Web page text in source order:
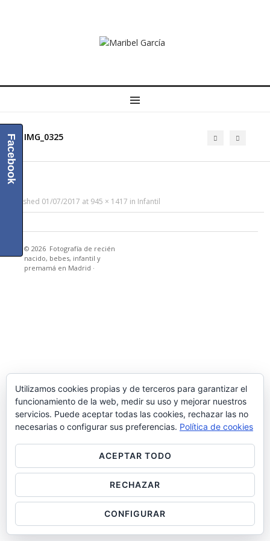
MENU
IMG_0325
Published 01/07/2017 at 945 × 1417 in Infantil
© 2026 Fotografía de recién
nacido, bebes, infantil y
premamá en Madrid ·
Facebook
Utilizamos cookies propias y de terceros para garantizar el
funcionamiento de la web, medir su uso y mejorar nuestros
servicios. Puede aceptar todas las cookies, rechazar las no
necesarias o configurar sus preferencias. Política de cookies
ACEPTAR TODO
RECHAZAR
CONFIGURAR